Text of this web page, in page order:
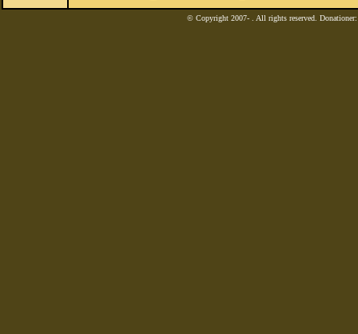
© Copyright 2007- . All rights reserved.